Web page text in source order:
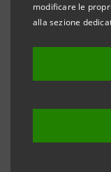
modificare le
alla sezione
Sanpaolo, è
migliore banca